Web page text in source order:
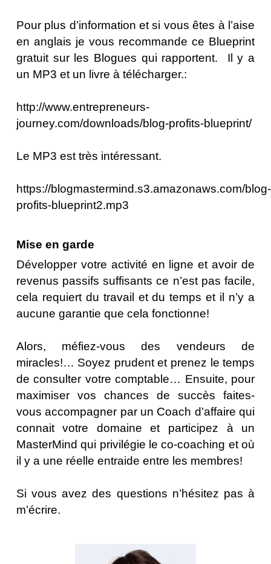
Pour plus d’information et si vous êtes à l’aise
en anglais je vous recommande ce Blueprint
gratuit sur les Blogues qui rapportent. Il y a
un MP3 et un livre à télécharger.:
http://www.entrepreneurs-
journey.com/downloads/blog-profits-blueprint/
Le MP3 est très intéressant.
https://blogmastermind.s3.amazonaws.com/blog-
profits-blueprint2.mp3
Mise en garde
Développer votre activité en ligne et avoir de
revenus passifs suffisants ce n’est pas facile,
cela requiert du travail et du temps et il n’y a
aucune garantie que cela fonctionne!
Alors, méfiez-vous des vendeurs de
miracles!… Soyez prudent et prenez le temps
de consulter votre comptable… Ensuite, pour
maximiser vos chances de succès faites-
vous accompagner par un Coach d’affaire qui
connait votre domaine et participez à un
MasterMind qui privilégie le co-coaching et où
il y a une réelle entraide entre les membres!
Si vous avez des questions n’hésitez pas à
m’écrire.